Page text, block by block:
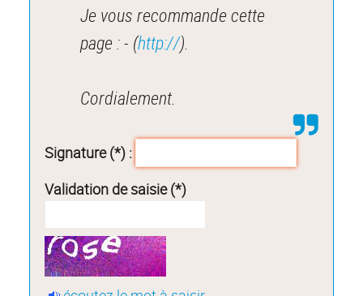
Je vous recommande cette
page : - (http://).
Cordialement.
Signature (*) :
Validation de saisie (*)